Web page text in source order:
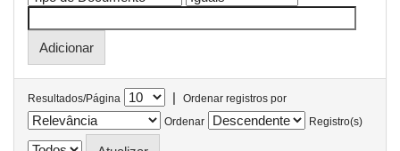
Resultados/Página |
Ordenar registros por
Ordenar
Registro(s)